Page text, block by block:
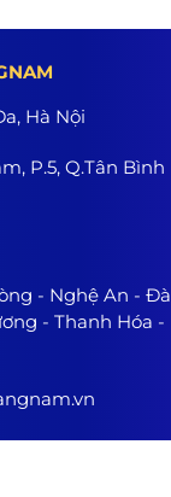
Hà Nội
P.5, Q.Tân Bình
- Nghệ An - Đà
- Thanh Hóa -